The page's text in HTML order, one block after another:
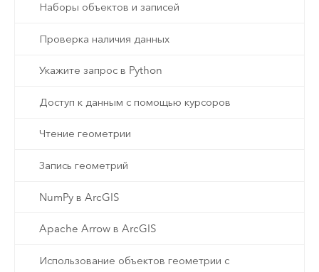
Наборы объектов и записей
Проверка наличия данных
Укажите запрос в Python
Доступ к данным с помощью курсоров
Чтение геометрии
Запись геометрий
NumPy в ArcGIS
Apache Arrow в ArcGIS
Использование объектов геометрии с